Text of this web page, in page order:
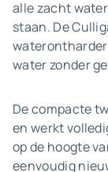
alle zacht
staan. De
waterontharder
water zonder
De compacte
en werkt
op de hoogte
eenvoudig